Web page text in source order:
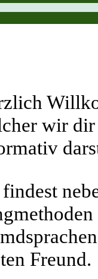
wir dir
Freund.